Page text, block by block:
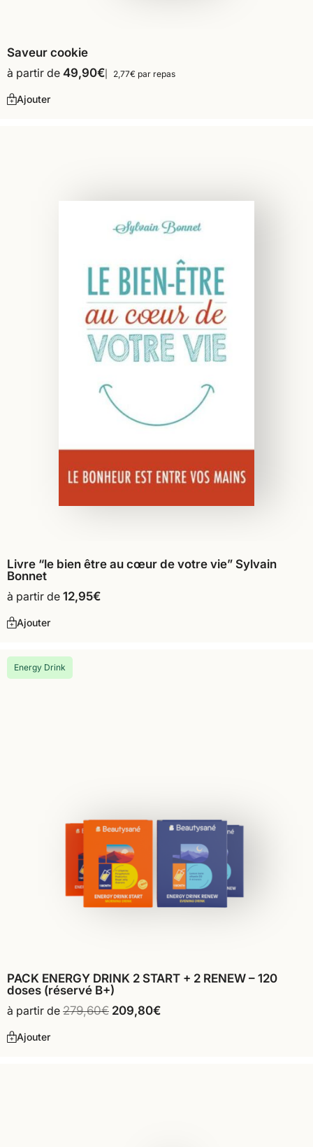
Saveur cookie
à partir de 49,90€ 2,77€ par repas
Ajouter
Livre “le bien être au cœur de votre vie” Sylvain
Bonnet
à partir de 12,95€
Ajouter
Energy Drink
PACK ENERGY DRINK 2 START + 2 RENEW – 120
doses (réservé B+)
à partir de 279,60€ 209,80€
Ajouter